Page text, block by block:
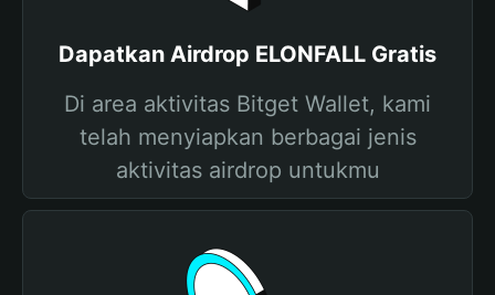
Dapatkan Airdrop ELONFALL Gratis
Di area aktivitas Bitget Wallet, kami
telah menyiapkan berbagai jenis
aktivitas airdrop untukmu